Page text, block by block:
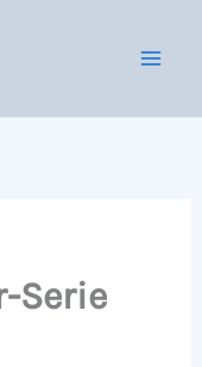
Serie